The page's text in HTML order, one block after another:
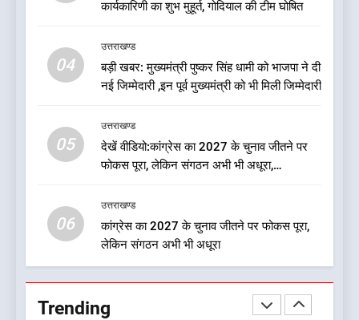
कार्यकारिणी का शुभ मुहूर्त, गोदियाल की टीम घोषित
04
उत्तराखण्ड
बड़ी खबर: मुख्यमंत्री पुष्कर सिंह धामी को भाजपा ने दी
नई जिम्मेदारी ,इन पूर्व मुख्यमंत्री को भी मिली जिम्मेदारी
05
उत्तराखण्ड
देखें वीडियो:कांग्रेस का 2027 के चुनाव जीतने पर
फोकस पूरा, लेकिन संगठन अभी भी अधूरा,
06
उत्तराखण्ड
कांग्रेस का 2027 के चुनाव जीतने पर फोकस पूरा,
लेकिन संगठन अभी भी अधूरा
Trending
ऑरेंज अलर्ट के बीच डीएम का बड़ा
फैसला, कल देहरादून में स्कूल बंद
1
दुखद खबर:उत्तराखंड में मौत की खाई
जायसवाल विनोद नौटियाल आदि पर